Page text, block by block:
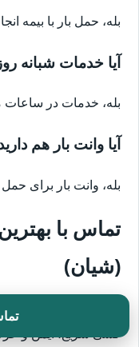
بله، حمل بار با بیمه
آیا خدمات شبانه
بله، خدمات در
آیا وانت بار هم
بله، وانت بار برای
تماس با
(شیان)
بهترین
کشی سریع، ایمن و
تماس: